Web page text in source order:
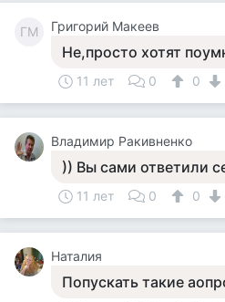
ГМ Григорий Макеев
Не,просто хотят
11 лет 0 0
Владимир Ракивненко
)) Вы сами ответили
11 лет 0 0
Наталия
Попускать такие